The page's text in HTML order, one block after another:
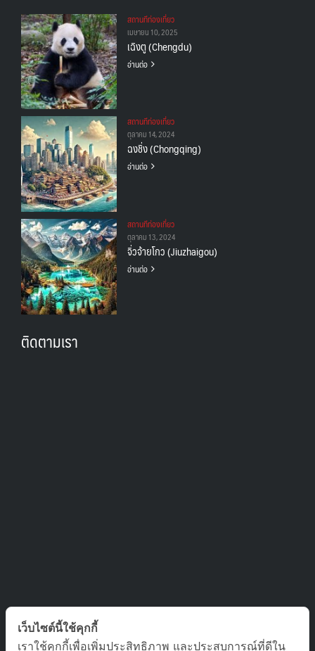
สถานทีท่องเที่ยว
เมษายน 10, 2025
เฉิงตู (Chengdu)
อ่านต่อ
สถานทีท่องเที่ยว
ตุลาคม 14, 2024
ฉงชิ่ง (Chongqing)
อ่านต่อ
สถานทีท่องเที่ยว
ตุลาคม 13, 2024
จิ่วจ้ายโกว (Jiuzhaigou)
อ่านต่อ
ติดตามเรา
ติดต่อเรา
เว็บไซต์นี้ใช้คุกกี้
เราใช้คุกกี้เพื่อเพิ่มประสิทธิภาพ และประสบการณ์ที่ดีใน